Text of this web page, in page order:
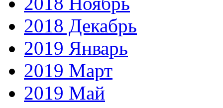
2018 Декабрь
2019 Январь
2019 Март
2019 Май